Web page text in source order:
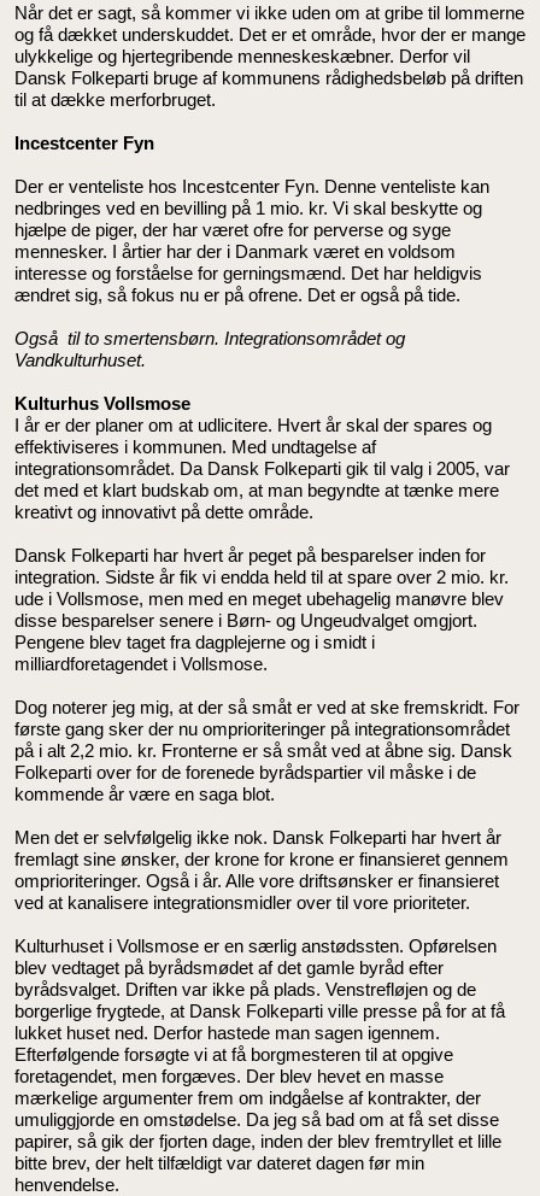
Når det er sagt, så kommer vi ikke uden om at gribe til lommerne
og få dækket underskuddet. Det er et område, hvor der er mange
ulykkelige og hjertegribende menneskeskæbner. Derfor vil
Dansk Folkeparti bruge af kommunens rådighedsbeløb på driften
til at dække merforbruget.
Incestcenter Fyn
Der er venteliste hos Incestcenter Fyn. Denne venteliste kan
nedbringes ved en bevilling på 1 mio. kr. Vi skal beskytte og
hjælpe de piger, der har været ofre for perverse og syge
mennesker. I årtier har der i Danmark været en voldsom
interesse og forståelse for gerningsmænd. Det har heldigvis
ændret sig, så fokus nu er på ofrene. Det er også på tide.
Også til to smertensbørn. Integrationsområdet og
Vandkulturhuset.
Kulturhus Vollsmose
I år er der planer om at udlicitere. Hvert år skal der spares og
effektiviseres i kommunen. Med undtagelse af
integrationsområdet. Da Dansk Folkeparti gik til valg i 2005, var
det med et klart budskab om, at man begyndte at tænke mere
kreativt og innovativt på dette område.
Dansk Folkeparti har hvert år peget på besparelser inden for
integration. Sidste år fik vi endda held til at spare over 2 mio. kr.
ude i Vollsmose, men med en meget ubehagelig manøvre blev
disse besparelser senere i Børn- og Ungeudvalget omgjort.
Pengene blev taget fra dagplejerne og i smidt i
milliardforetagendet i Vollsmose.
Dog noterer jeg mig, at der så småt er ved at ske fremskridt. For
første gang sker der nu omprioriteringer på integrationsområdet
på i alt 2,2 mio. kr. Fronterne er så småt ved at åbne sig. Dansk
Folkeparti over for de forenede byrådspartier vil måske i de
kommende år være en saga blot.
Men det er selvfølgelig ikke nok. Dansk Folkeparti har hvert år
fremlagt sine ønsker, der krone for krone er finansieret gennem
omprioriteringer. Også i år. Alle vore driftsønsker er finansieret
ved at kanalisere integrationsmidler over til vore prioriteter.
Kulturhuset i Vollsmose er en særlig anstødssten. Opførelsen
blev vedtaget på byrådsmødet af det gamle byråd efter
byrådsvalget. Driften var ikke på plads. Venstrefløjen og de
borgerlige frygtede, at Dansk Folkeparti ville presse på for at få
lukket huset ned. Derfor hastede man sagen igennem.
Efterfølgende forsøgte vi at få borgmesteren til at opgive
foretagendet, men forgæves. Der blev hevet en masse
mærkelige argumenter frem om indgåelse af kontrakter, der
umuliggjorde en omstødelse. Da jeg så bad om at få set disse
papirer, så gik der fjorten dage, inden der blev fremtryllet et lille
bitte brev, der helt tilfældigt var dateret dagen før min
henvendelse.